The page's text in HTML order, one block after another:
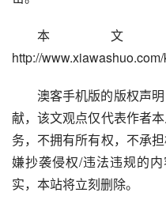
本文
http://
澳客手机版的版权声
献，该文观点仅代表作者
务，不拥有所有权，不承
嫌抄袭侵权/违法违规的
实，本站将立刻删除。